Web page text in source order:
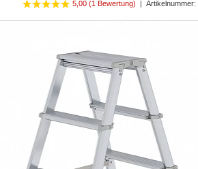
5,00 (1 Bewertung) | Artikelnummer: